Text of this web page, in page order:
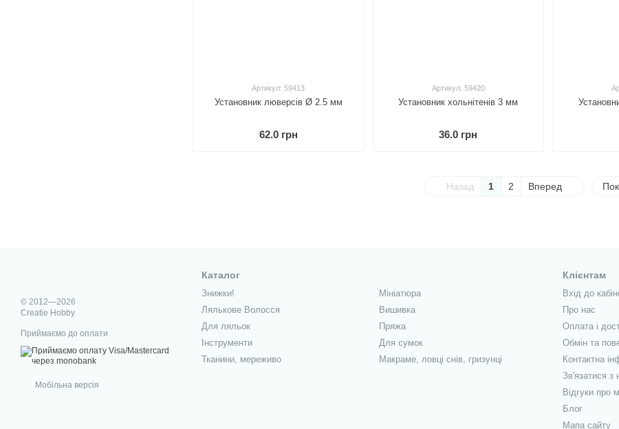
Артикул: 59413
Установник люверсів Ø 2.5 мм
62.0 грн
Артикул: 59420
Установник хольнітенів 3 мм
36.0 грн
Назад 1 2 Вперед
© 2012—2026
Creatie Hobby
Приймаємо до оплати
Мобільна версія
Каталог
Знижки!
Лялькове Волосся
Для ляльок
Інструменти
Тканини, мереживо
Мініатюра
Вишивка
Пряжа
Для сумок
Макраме, ловці снів, гризунці
Клієнтам
Вхід до
Про нас
Оплата і
Обмін та
Контактна
Зв'язатися з
Відгуки про
Блог
Мапа сайту